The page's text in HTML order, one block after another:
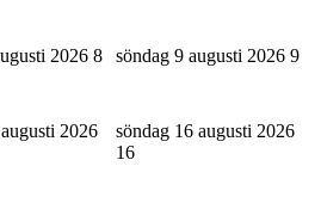
2026 8 söndag 9 augusti 2026 9
2026
söndag 16 augusti 2026
16